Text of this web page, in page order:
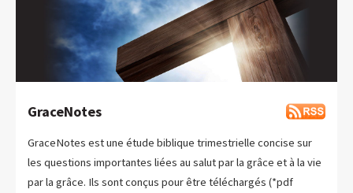
GraceNotes
GraceNotes est une étude biblique trimestrielle concise sur
les questions importantes liées au salut par la grâce et à la vie
par la grâce. Ils sont conçus pour être téléchargés (*pdf